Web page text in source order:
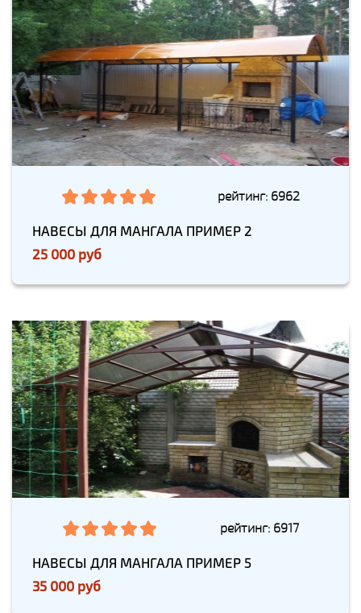
рейтинг: 6962
НАВЕСЫ ДЛЯ МАНГАЛА ПРИМЕР 2
25 000 руб
рейтинг: 6917
НАВЕСЫ ДЛЯ МАНГАЛА ПРИМЕР 5
35 000 руб